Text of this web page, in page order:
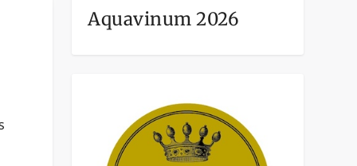
Aquavinum 2026